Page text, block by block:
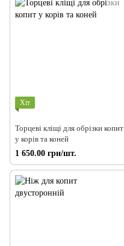
Хіт
Торцеві кліщі для обрізки копит
у корів та коней
1 650.00 грн/шт.